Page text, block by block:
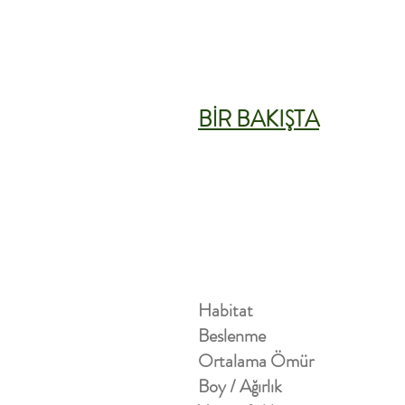
BİR BAKIŞTA
Habitat
Beslenme
Ortalama Ömür
Boy / Ağırlık